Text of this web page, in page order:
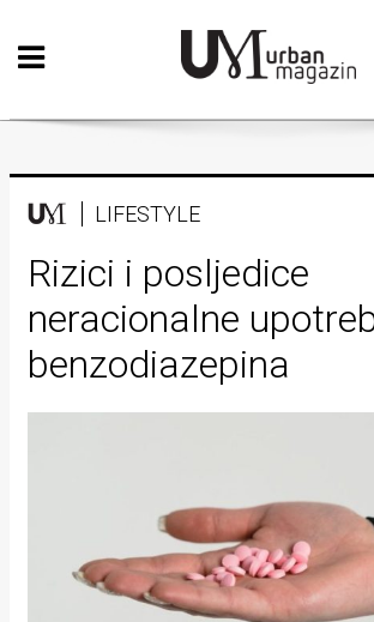
Početna
Vizualne
Teatar
Književnost
Muzika
Film
Intervju
Lifestyle
Beauty
LIFESTYLE
Rizici i posljedice
neracionalne
benzodiazepina